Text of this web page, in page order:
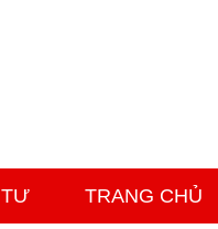
TRANG CHỦ